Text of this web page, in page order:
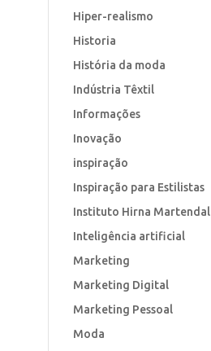
Hiper-realismo
Historia
História da moda
Indústria Têxtil
Informações
Inovação
inspiração
Inspiração para Estilistas
Instituto Hirna Martendal
Inteligência artificial
Marketing
Marketing Digital
Marketing Pessoal
Moda